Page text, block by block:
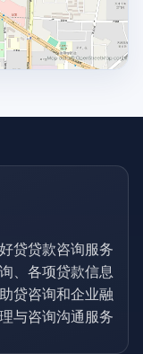
贷贷款咨询服务
、各项贷款信息
贷咨询和企业融
与咨询沟通服务